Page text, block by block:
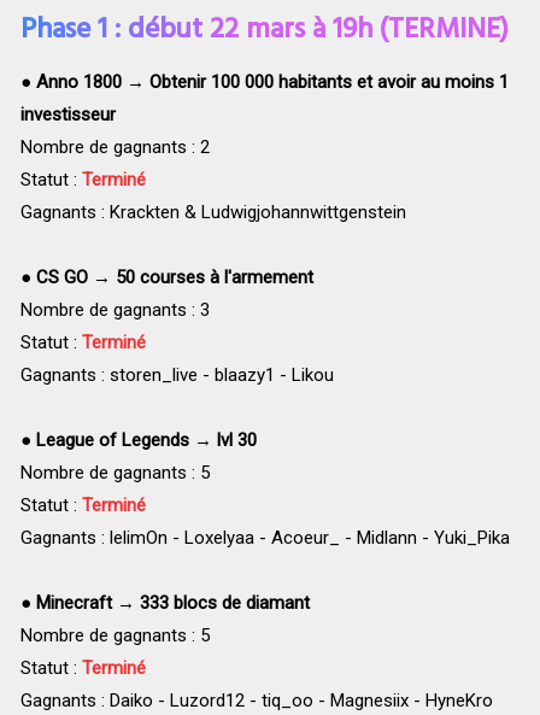
Phase 1 : début 22 mars à 19h (TERMINE)
● Anno 1800 → Obtenir 100 000 habitants et avoir au moins 1
investisseur
Nombre de gagnants : 2
Statut : Terminé
Gagnants : Krackten & Ludwigjohannwittgenstein
● CS GO → 50 courses à l'armement
Nombre de gagnants : 3
Statut : Terminé
Gagnants : storen_live - blaazy1 - Likou
● League of Legends → lvl 30
Nombre de gagnants : 5
Statut : Terminé
Gagnants : lelimOn - Loxelyaa - Acoeur_ - Midlann - Yuki_Pika
● Minecraft → 333 blocs de diamant
Nombre de gagnants : 5
Statut : Terminé
Gagnants : Daiko - Luzord12 - tiq_oo - Magnesiix - HyneKro